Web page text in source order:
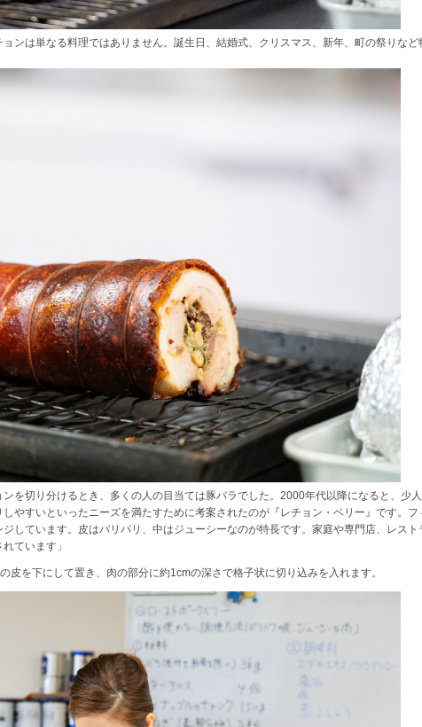
ンは単なる料理ではありません。誕生日、結婚式、クリスマス、新年、町の祭りなど
を切り分けるとき、多くの人の目当ては豚バラでした。2000年代以降になると、少
やすいといったニーズを満たすために考案されたのが『レチョン・ベリー』です。フ
しています。皮はパリパリ、中はジューシーなのが特長です。家庭や専門店、レスト
ています」
皮を下にして置き、肉の部分に約1cmの深さで格子状に切り込みを入れます。